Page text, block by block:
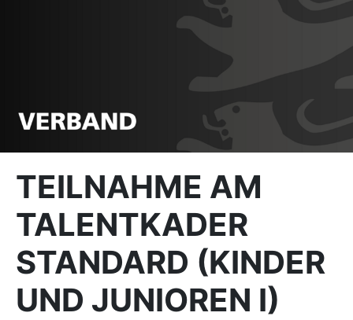
TEILNAHME AM
TALENTKADER
STANDARD (KINDER
UND JUNIOREN I)